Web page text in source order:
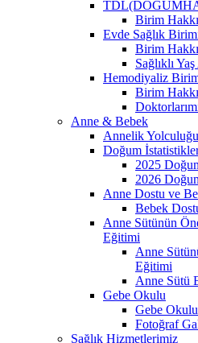
Birim
Evde Sağlık
Birim
Sağlıklı
Hemodiyaliz
Birim
Anne & Bebek
Annelik
Doğum
2025
2026
Anne Dostu ve
Bebek
Anne Sütünün
Eğitimi
Anne
Eğitimi
Anne Sütü
Gebe Okulu
Gebe
Fotoğraf
Sağlık Hizmetlerimiz